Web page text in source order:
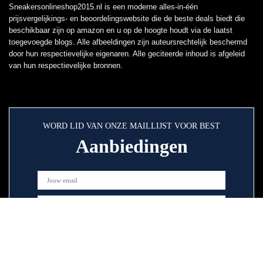
Sneakersonlineshop2015.nl is een moderne alles-in-één
prijsvergelijkings- en beoordelingswebsite die de beste deals biedt die
beschikbaar zijn op amazon en u op de hoogte houdt via de laatst
toegevoegde blogs. Alle afbeeldingen zijn auteursrechtelijk beschermd
door hun respectievelijke eigenaren. Alle geciteerde inhoud is afgeleid
van hun respectievelijke bronnen.
WORD LID VAN ONZE MAILLIJST VOOR BEST
Aanbiedingen